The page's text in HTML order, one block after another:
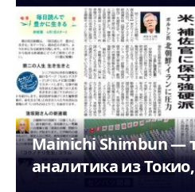
Mainichi Shimbun —
аналитика из